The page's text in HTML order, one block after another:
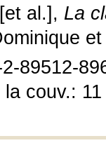
al.], La
89512-
couv.: